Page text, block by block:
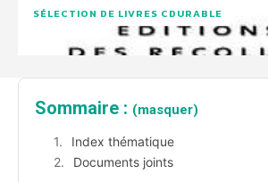
SÉLECTION DE LIVRES CDURABLE
Sommaire : (masquer)
Index thématique
Documents joints